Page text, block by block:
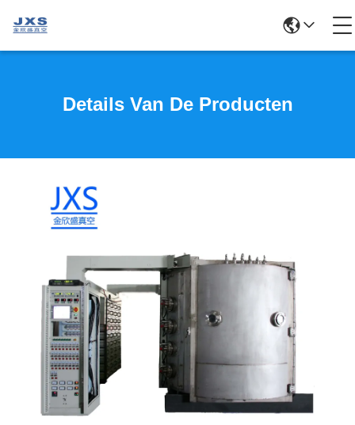
Details Van De Producten